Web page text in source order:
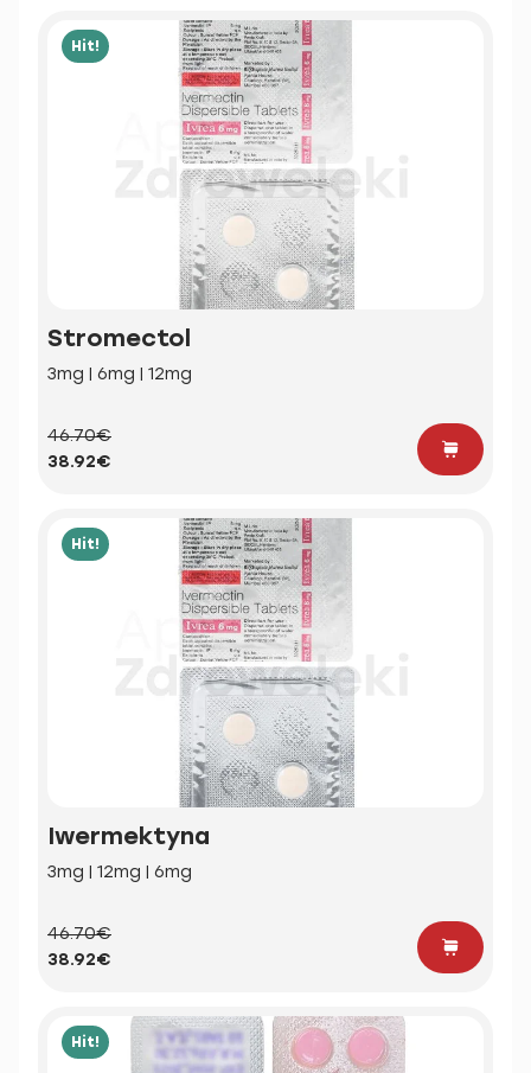
Hit!
Stromectol
3mg | 6mg | 12mg
46.70€
38.92€
Hit!
Iwermektyna
3mg | 12mg | 6mg
46.70€
38.92€
Hit!